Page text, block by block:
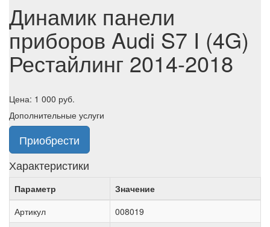
Динамик панели
приборов Audi S7 I (4G)
Рестайлинг 2014-2018
Цена: 1 000 руб.
Дополнительные услуги
Приобрести
Характеристики
Параметр
Значение
Артикул
008019